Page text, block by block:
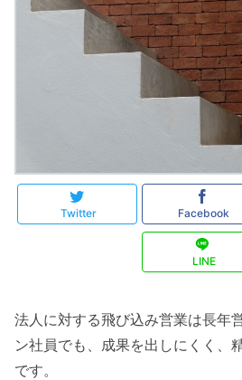
Twitter Facebook
LINE
法人に対する飛び込み営業は長年
ン社員でも、成果を出しにくく、
です。